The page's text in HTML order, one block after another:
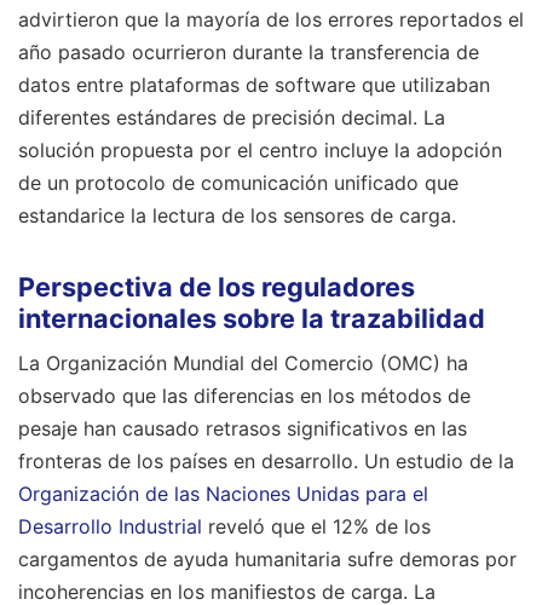
advirtieron que la mayoría de los errores reportados el
año pasado ocurrieron durante la transferencia de
datos entre plataformas de software que utilizaban
diferentes estándares de precisión decimal. La
solución propuesta por el centro incluye la adopción
de un protocolo de comunicación unificado que
estandarice la lectura de los sensores de carga.
Perspectiva de los reguladores
internacionales sobre la trazabilidad
La Organización Mundial del Comercio (OMC) ha
observado que las diferencias en los métodos de
pesaje han causado retrasos significativos en las
fronteras de los países en desarrollo. Un estudio de la
Organización de las Naciones Unidas para el
Desarrollo Industrial reveló que el 12% de los
cargamentos de ayuda humanitaria sufre demoras por
incoherencias en los manifiestos de carga. La